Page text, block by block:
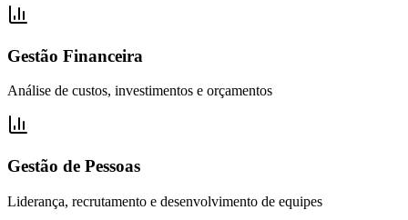
Gestão Financeira
Análise de custos, investimentos e orçamentos
Gestão de Pessoas
Liderança, recrutamento e desenvolvimento de equipes